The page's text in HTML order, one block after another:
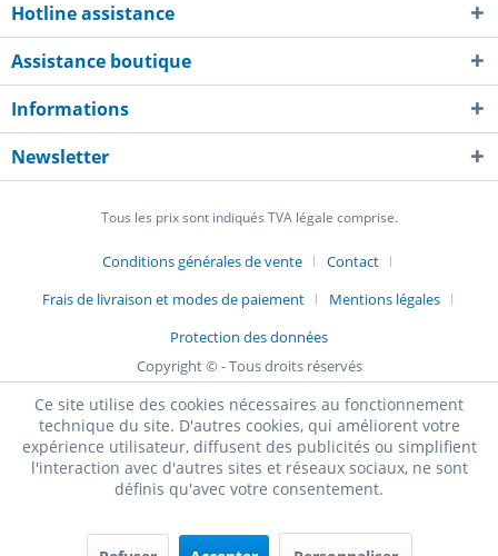
Hotline assistance
Assistance boutique
Informations
Newsletter
Tous les prix sont indiqués TVA légale comprise.
Conditions générales de vente
Contact
Frais de livraison et modes de paiement
Mentions légales
Protection des données
Copyright © - Tous droits réservés
Ce site utilise des cookies nécessaires au fonctionnement
technique du site. D'autres cookies, qui améliorent votre
expérience utilisateur, diffusent des publicités ou simplifient
l'interaction avec d'autres sites et réseaux sociaux, ne sont
définis qu'avec votre consentement.